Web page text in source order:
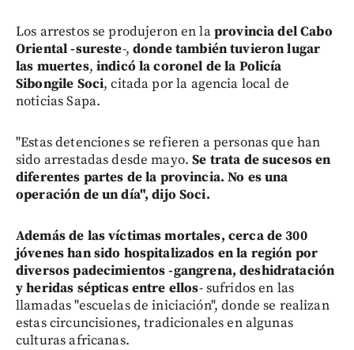
Los arrestos se produjeron en laprovincia del Cabo
Oriental -sureste-,donde también tuvieron lugar
las muertes, indicó la coronel de la Policía
Sibongile Soci, citada por la agencia local de
noticias Sapa.
"Estas detenciones se refieren a personas que han
sido arrestadas desde mayo. Se trata de sucesos en
diferentes partes de la provincia. No es una
operación de un día", dijo Soci.
Además de las víctimas mortales, cerca de 300
jóvenes han sido hospitalizados en la región por
diversos padecimientos -gangrena, deshidratación
y heridas sépticas entre ellos- sufridos en las
llamadas "escuelas de iniciación", donde se realizan
estas circuncisiones, tradicionales en algunas
culturas africanas.